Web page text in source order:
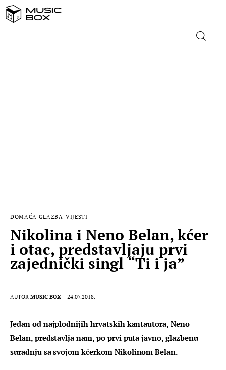
DOMAĆA GLAZBA VIJESTI
Nikolina i Neno Belan, kćer
i otac, predstavljaju prvi
zajednički singl “Ti i ja”
AUTOR MUSIC BOX 24.07.2018.
Jedan od najplodnijih hrvatskih kantautora, Neno
Belan, predstavlja nam, po prvi puta javno, glazbenu
suradnju sa svojom kćerkom Nikolinom Belan.